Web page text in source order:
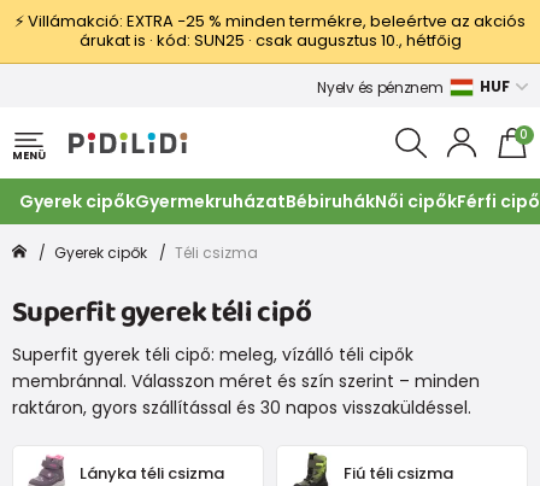
⚡ Villámakció: EXTRA −25 % minden termékre, beleértve az akciós
árukat is · kód: SUN25 · csak augusztus 10., hétfőig
Nyelv és pénznem HUF
MENÜ
0
Gyerek cipőkGyermekruházatBébiruhákNői cipőkFérfi
Gyerek cipők Téli csizma
Superfit gyerek téli cipő
Superfit gyerek téli cipő: meleg, vízálló téli cipők
membránnal. Válasszon méret és szín szerint – minden
raktáron, gyors szállítással és 30 napos visszaküldéssel.
Lányka téli csizma Fiú téli csizma